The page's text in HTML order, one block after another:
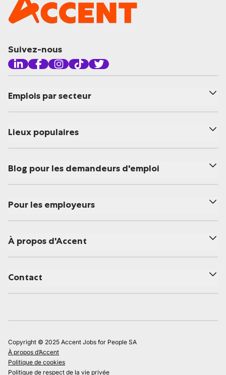
Suivez-nous
Emplois par secteur
Lieux populaires
Blog pour les demandeurs d'emploi
Pour les employeurs
À propos d'Accent
Contact
Copyright © 2025 Accent Jobs for People SA
À propos d’Accent
Politique de cookies
Politique de respect de la vie privée